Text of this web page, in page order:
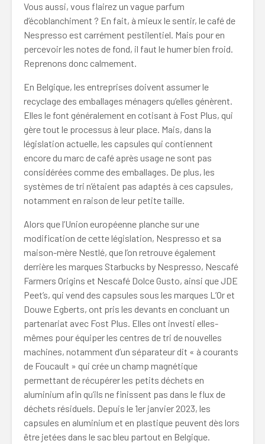
Vous aussi, vous flairez un vague parfum
d’écoblanchiment ? En fait, à mieux le sentir, le café de
Nespresso est carrément pestilentiel. Mais pour en
percevoir les notes de fond, il faut le humer bien froid.
Reprenons donc calmement.
En Belgique, les entreprises doivent assumer le
recyclage des emballages ménagers qu’elles génèrent.
Elles le font généralement en cotisant à Fost Plus, qui
gère tout le processus à leur place. Mais, dans la
législation actuelle, les capsules qui contiennent
encore du marc de café après usage ne sont pas
considérées comme des emballages. De plus, les
systèmes de tri n’étaient pas adaptés à ces capsules,
notamment en raison de leur petite taille.
Alors que l’Union européenne planche sur une
modification de cette législation, Nespresso et sa
maison-mère Nestlé, que l’on retrouve également
derrière les marques Starbucks by Nespresso, Nescafé
Farmers Origins et Nescafé Dolce Gusto, ainsi que JDE
Peet’s, qui vend des capsules sous les marques L’Or et
Douwe Egberts, ont pris les devants en concluant un
partenariat avec Fost Plus. Elles ont investi elles-
mêmes pour équiper les centres de tri de nouvelles
machines, notamment d’un séparateur dit « à courants
de Foucault » qui crée un champ magnétique
permettant de récupérer les petits déchets en
aluminium afin qu’ils ne finissent pas dans le flux de
déchets résiduels. Depuis le 1er janvier 2023, les
capsules en aluminium et en plastique peuvent dès lors
être jetées dans le sac bleu partout en Belgique.